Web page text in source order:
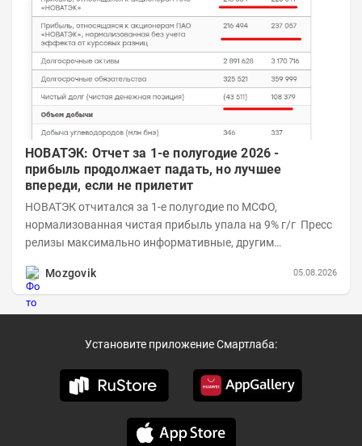
НОВАТЭК: Отчет за 1-е полугодие 2026 -
прибыль продолжает падать, но лучшее
впереди, если не прилетит
НОВАТЭК отчитался за 1-е полугодие по МСФО,
нормализованная чистая прибыль упала на 9% г/г Пресс
релизы максимально информативные, другим
Mozgovik
05.08.2026
Установите приложение Смартлаба: